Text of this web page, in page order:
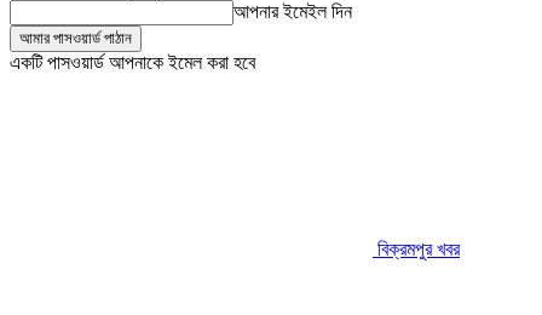
আপনার ইমেইল দিন
একটি পাসওয়ার্ড আপনাকে ইমেল করা হবে
বিক্রমপুর খবর